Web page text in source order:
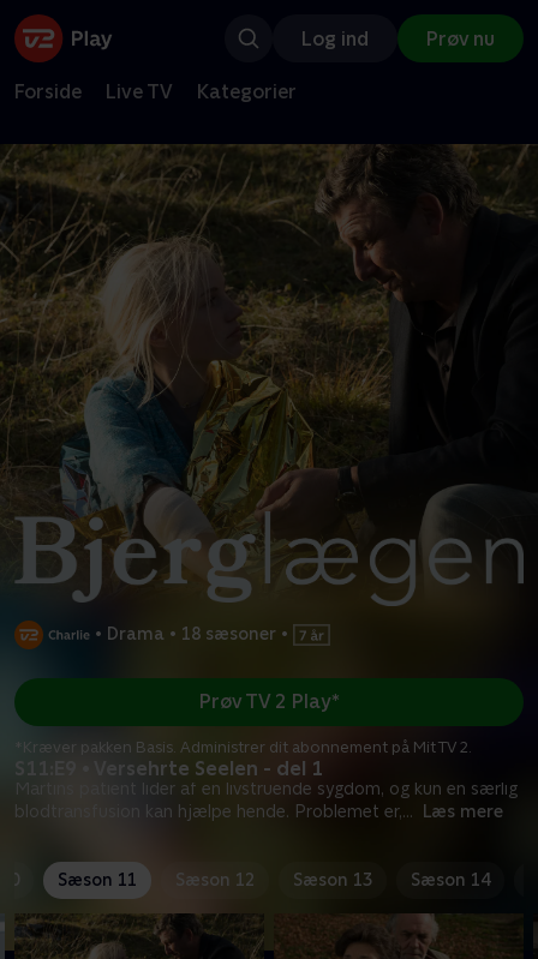
Log ind Prøv nu
Forside Live TV Kategorier
• Drama • 18 sæsoner •
S11:E9 • Versehrte Seelen - del 1
Martins patient lider af en livstruende sygdom, og kun en særlig
blodtransfusion kan hjælpe hende. Problemet er,... Læs mere
Prøv TV 2 Play*
*Kræver pakken Basis. Administrer dit abonnement på Mit TV 2.
Sæson 11 Sæson 12 Sæson 13 Sæson 14